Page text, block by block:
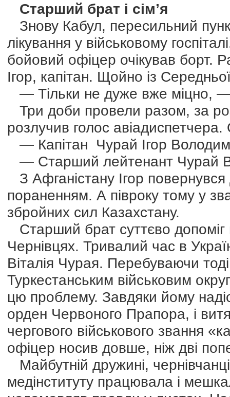
Старший брат і сім’я
Знову Кабул, пересильний
лікування у військовому
бойовий офіцер очікував борт.
Ігор, капітан. Щойно із
— Тільки не дуже вже міцно, —
Три доби провели разом, за
розлучив голос
— Капітан Чурай Ігор
— Старший лейтенант Чурай
З Афганістану Ігор
пораненням. А півроку тому у
збройних сил Казахстану.
Старший брат суттєво
Чернівцях. Тривалий час в
Віталія Чурая. Перебуваючи
Туркестанським військовим
цю проблему. Завдяки йому
орден Червоного Прапора, і
чергового військового звання
офіцер носив довше, ніж дві
Майбутній дружині,
медінституту працювала і